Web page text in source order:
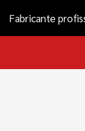
Fabricante